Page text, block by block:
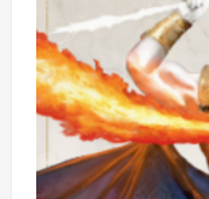
pod
dnem
jeziora